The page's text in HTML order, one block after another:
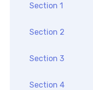
Section 1
Section 2
Section 3
Section 4